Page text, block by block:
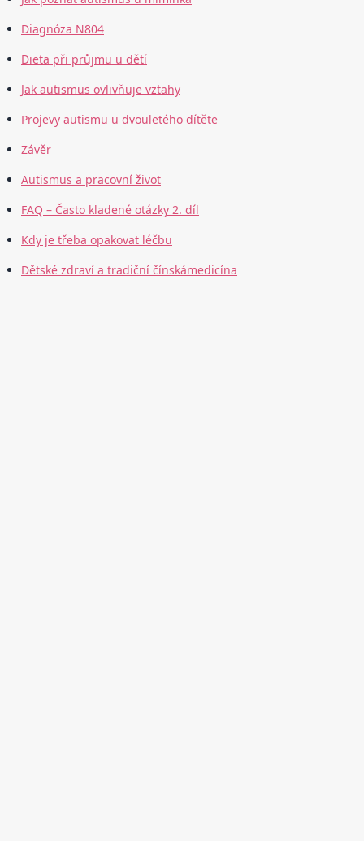
Diagnóza N804
Dieta při průjmu u dětí
Jak autismus ovlivňuje vztahy
Projevy autismu u dvouletého dítěte
Závěr
Autismus a pracovní život
FAQ – Často kladené otázky 2. díl
Kdy je třeba opakovat léčbu
Dětské zdraví a tradiční čínskámedicína